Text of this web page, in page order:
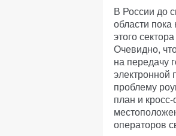
В России до
области
этого
Очевидно,
на передачу
электронной
проблему
план и
операторов